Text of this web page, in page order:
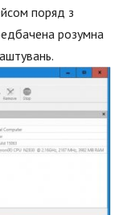
поряд з
розумна